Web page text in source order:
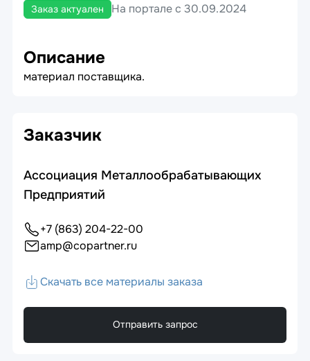
Заказ актуален На портале с 30.09.2024
Описание
материал поставщика.
Заказчик
Ассоциация Металлообрабатывающих
Предприятий
+7 (863) 204-22-00
amp@copartner.ru
Скачать все материалы заказа
Отправить запрос